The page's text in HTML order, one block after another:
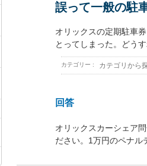
誤って一般の駐
オリックスの定期駐車
とってしまった。どう
カテゴリー : カテゴリから
回答
オリックスカーシェア
ださい。1万円のペナル